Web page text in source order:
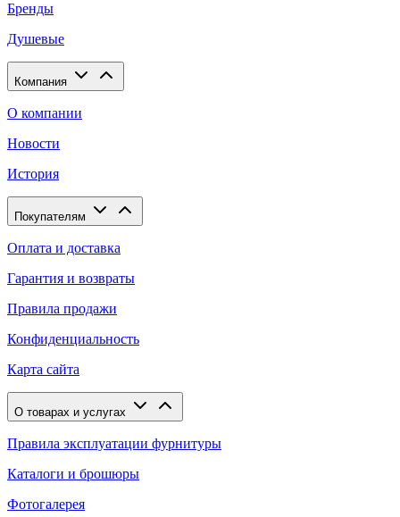
Бренды
Душевые
Компания
О компании
Новости
История
Покупателям
Оплата и доставка
Гарантия и возвраты
Правила продажи
Конфиденциальность
Карта сайта
О товарах и услугах
Правила эксплуатации фурнитуры
Каталоги и брошюры
Фотогалерея